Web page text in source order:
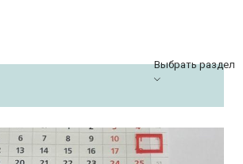
Выбрать раздел